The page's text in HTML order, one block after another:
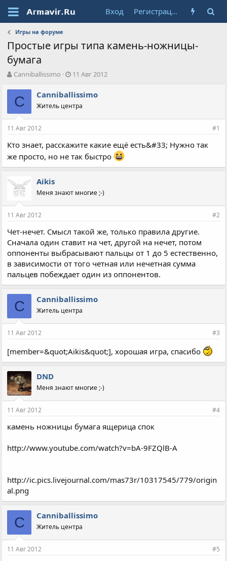
Вход Регистрация
Игры на форуме
Простые игры типа камень-ножницы-
бумага
А
т
о
т
е
ы
Canniballissimo
Д
т
н
а
л
а
11 Авг 2012
C Canniballissimo
Житель центра
11 Авг 2012 #1
Кто знает, расскажите какие ещё есть&#33; Нужно так
же просто, но не так быстро
Aikis
Меня знают многие ;-)
11 Авг 2012 #2
Чет-нечет. Смысл такой же, только правила другие.
Сначала один ставит на чет, другой на нечет, потом
оппоненты выбрасывают пальцы от 1 до 5 естественно,
в зависимости от того четная или нечетная сумма
пальцев побеждает один из оппонентов.
C Canniballissimo
Житель центра
11 Авг 2012 #3
[member=&quot;Aikis&quot;], хорошая игра, спасибо
DND
Меня знают многие ;-)
11 Авг 2012 #4
камень ножницы бумага ящерица спок
http://www.youtube.com/watch?v=bA-9FZQlB-A
http://ic.pics.livejournal.com/mas73r/10317545/779/origin
al.png
C Canniballissimo
Житель центра
11 Авг 2012 #5